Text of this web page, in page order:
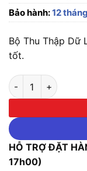
Bảo hành:12 tháng
Bộ Thu Thập Dữ
tốt.
Bộ Thu Thập Dữ
HỖ TRỢ ĐẶT
17h00)